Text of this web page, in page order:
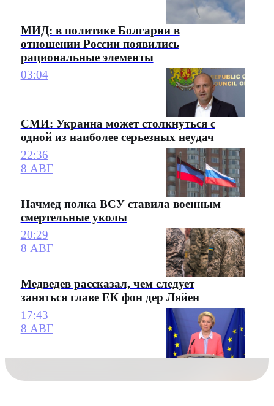
МИД: в политике Болгарии в
отношении России появились
рациональные элементы
03:04
СМИ: Украина может столкнуться с
одной из наиболее серьезных неудач
22:36
8 АВГ
Начмед полка ВСУ ставила военным
смертельные уколы
20:29
8 АВГ
Медведев рассказал, чем следует
заняться главе ЕК фон дер Ляйен
17:43
8 АВГ